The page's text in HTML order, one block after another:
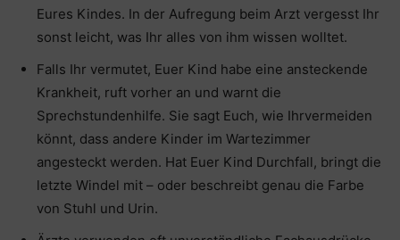
Eures Kindes. In der Aufregung beim Arzt vergesst Ihr
sonst leicht, was Ihr alles von ihm wissen wolltet.
Falls Ihr vermutet, Euer Kind habe eine ansteckende
Krankheit, ruft vorher an und warnt die
Sprechstundenhilfe. Sie sagt Euch, wie Ihrvermeiden
könnt, dass andere Kinder im Wartezimmer
angesteckt werden. Hat Euer Kind Durchfall, bringt die
letzte Windel mit – oder beschreibt genau die Farbe
von Stuhl und Urin.